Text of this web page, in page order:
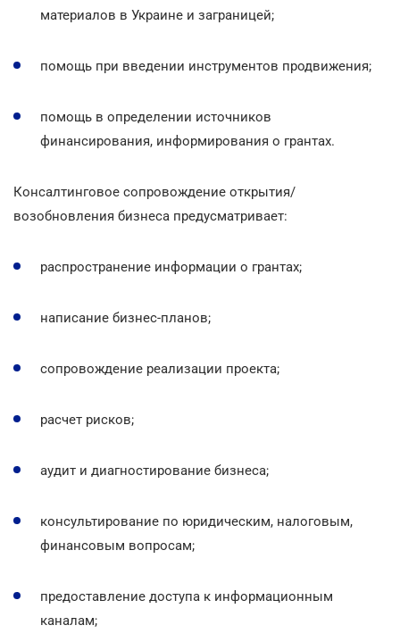
материалов в Украине и заграницей;
помощь при введении инструментов продвижения;
помощь в определении источников
финансирования, информирования о грантах.
Консалтинговое сопровождение открытия/
возобновления бизнеса предусматривает:
распространение информации о грантах;
написание бизнес-планов;
сопровождение реализации проекта;
расчет рисков;
аудит и диагностирование бизнеса;
консультирование по юридическим, налоговым,
финансовым вопросам;
предоставление доступа к информационным
каналам;